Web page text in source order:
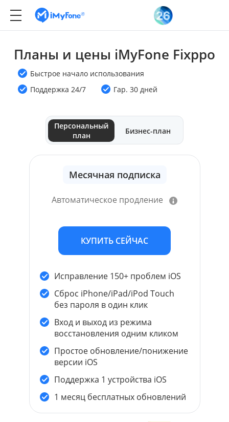
Планы и цены iMyFone Fixppo
Быстрое начало использования
Поддержка 24/7
Гар. 30 дней
Персональный
план
Бизнес-план
Месячная подписка
Автоматическое продление
КУПИТЬ СЕЙЧАС
Исправление 150+ проблем iOS
Сброс iPhone/iPad/iPod Touch
без пароля в один клик
Вход и выход из режима
восстановления одним кликом
Простое обновление/понижение
версии iOS
Поддержка 1 устройства iOS
1 месяц бесплатных обновлений